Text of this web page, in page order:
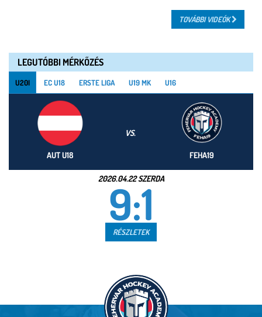
TOVÁBBI VIDEÓK
LEGUTÓBBI MÉRKŐZÉS
U20I EC U18 ERSTE LIGA U19 MK U16
AUT U18
VS.
FEHA19
2026.04.22 SZERDA
9:1
RÉSZLETEK